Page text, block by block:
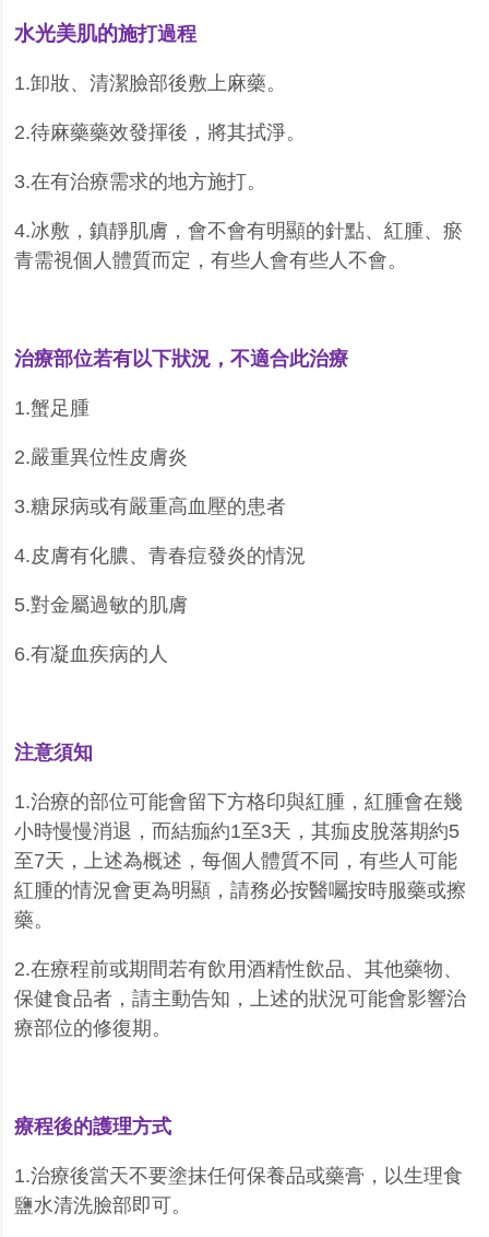
水光美肌的施打過程
1.卸妝、清潔臉部後敷上麻藥。
2.待麻藥藥效發揮後，將其拭淨。
3.在有治療需求的地方施打。
4.冰敷，鎮靜肌膚，會不會有明顯的針點、紅腫、瘀
青需視個人體質而定，有些人會有些人不會。
治療部位若有以下狀況，不適合此治療
1.蟹足腫
2.嚴重異位性皮膚炎
3.糖尿病或有嚴重高血壓的患者
4.皮膚有化膿、青春痘發炎的情況
5.對金屬過敏的肌膚
6.有凝血疾病的人
注意須知
1.治療的部位可能會留下方格印與紅腫，紅腫會在幾
小時慢慢消退，而結痂約1至3天，其痂皮脫落期約5
至7天，上述為概述，每個人體質不同，有些人可能
紅腫的情況會更為明顯，請務必按醫囑按時服藥或擦
藥。
2.在療程前或期間若有飲用酒精性飲品、其他藥物、
保健食品者，請主動告知，上述的狀況可能會影響治
療部位的修復期。
療程後的護理方式
1.治療後當天不要塗抹任何保養品或藥膏，以生理食
鹽水清洗臉部即可。